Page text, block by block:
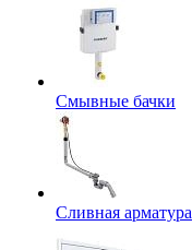
Смывные бачки
Сливная арматура